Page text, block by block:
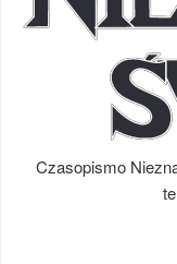
Czasopismo